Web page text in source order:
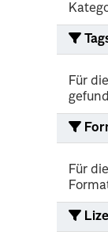
Für
Für